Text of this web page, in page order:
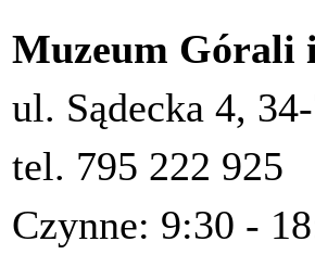
Muzeum Górali
ul. Sądecka 4,
tel. 795 222 925
Czynne: 9:30 -